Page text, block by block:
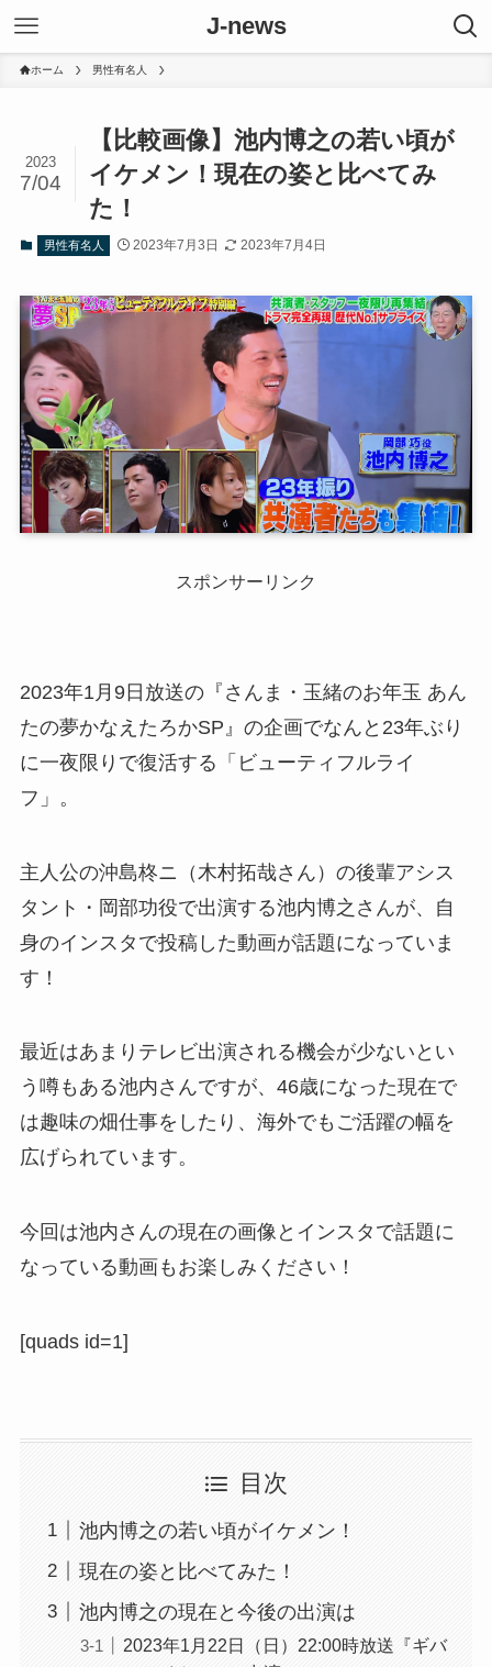
J-news
ホーム 男性有名人
【比較画像】池内博之の若い頃が
イケメン！現在の姿と比べてみ
た！
2023
7/04
男性有名人 2023年7月3日 2023年7月4日
スポンサーリンク
2023年1月9日放送の『さんま・玉緒のお年玉 あん
たの夢かなえたろかSP』の企画でなんと23年ぶり
に一夜限りで復活する「ビューティフルライ
フ」。
主人公の沖島柊ニ（木村拓哉さん）の後輩アシス
タント・岡部功役で出演する池内博之さんが、自
身のインスタで投稿した動画が話題になっていま
す！
最近はあまりテレビ出演される機会が少ないとい
う噂もある池内さんですが、46歳になった現在で
は趣味の畑仕事をしたり、海外でもご活躍の幅を
広げられています。
今回は池内さんの現在の画像とインスタで話題に
なっている動画もお楽しみください！
[quads id=1]
目次
池内博之の若い頃がイケメン！
現在の姿と比べてみた！
池内博之の現在と今後の出演は
2023年1月22日（日）22:00時放送『ギバ